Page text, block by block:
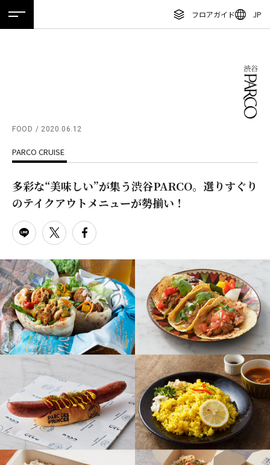
フロアガイド JP
ホーム 特集 ニュース イベント アクセス
ニュース
特集
TAX FREE
DELIVERY SERVICES
PARCOメンバーズ
オンラインストア
リクルート
ENGLISH
ภาษาไทย
日本語
FOOD 2020.06.12
PARCO CRUISE
多彩な“美味しい”が集う渋谷PARCO。選りすぐり
のテイクアウトメニューが勢揃い！